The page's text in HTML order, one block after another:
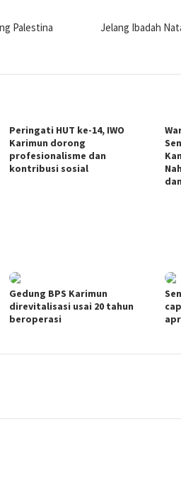
Palestina
Jelang Ibadah
Peringati HUT ke-14, IWO
Karimun dorong
profesionalisme dan
kontribusi sosial
Gedung BPS Karimun
direvitalisasi usai 20 tahun
beroperasi